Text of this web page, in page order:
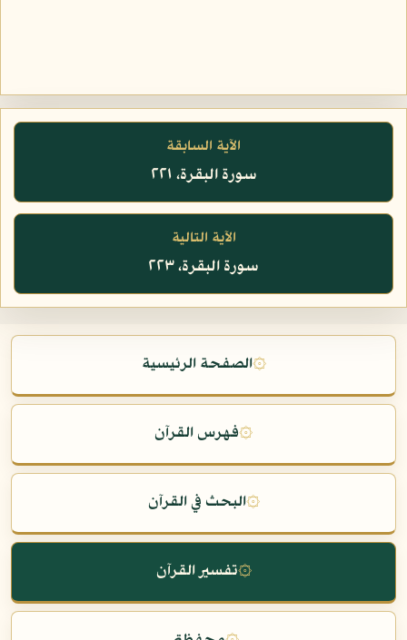
الآية السابقة
سورة البقرة، ٢٢١
الآية التالية
سورة البقرة، ٢٢٣
۞الصفحة الرئيسية
۞فهرس القرآن
۞البحث في القرآن
۞تفسير القرآن